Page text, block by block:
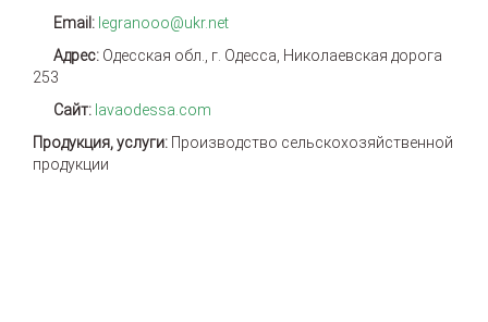
Email: legranooo@ukr.net
Адрес: Одесская обл., г. Одесса, Николаевская дорога
253
Сайт: lavaodessa.com
Продукция, услуги: Производство сельскохозяйственной
продукции